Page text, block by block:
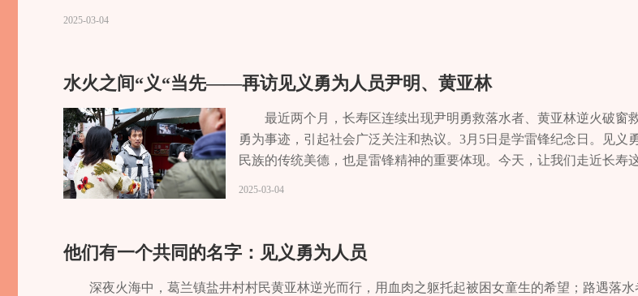
2025-03-04
水火之间“义“当先——再访见义勇为人员尹明、黄亚林
最近两个月，长寿区连续出现尹明勇救落水者、黄亚林逆火破窗
勇为事迹，引起社会广泛关注和热议。3月5日是学雷锋纪念日。见义
民族的传统美德，也是雷锋精神的重要体现。今天，让我们走近长寿
上岸来，直到落水女子转危为安后，才悄悄离开……在场的群众纷纷为
▲尹明救人场景尹明勇救落水者的事迹被报道后，引起社会广泛关注
为他的义举点赞。随着时间的推移，他的生活也逐渐回归平静。“现在
2025-03-04
他们有一个共同的名字：见义勇为人员
深夜火海中，葛兰镇盐井村村民黄亚林逆光而行，用血肉之躯托起被困女童生的希望；路遇落